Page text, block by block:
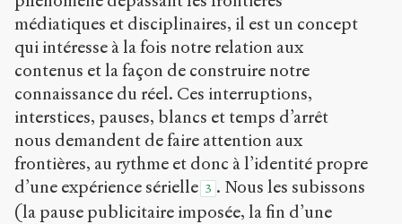
médiatiques et disciplinaires, il est un concept
qui intéresse à la fois notre relation aux
contenus et la façon de construire notre
connaissance du réel. Ces interruptions,
interstices, pauses, blancs et temps d’arrêt
nous demandent de faire attention aux
frontières, au rythme et donc à l’identité propre
d’une expérience sérielle 3 . Nous les subissons
(la pause publicitaire imposée, la fin d’une